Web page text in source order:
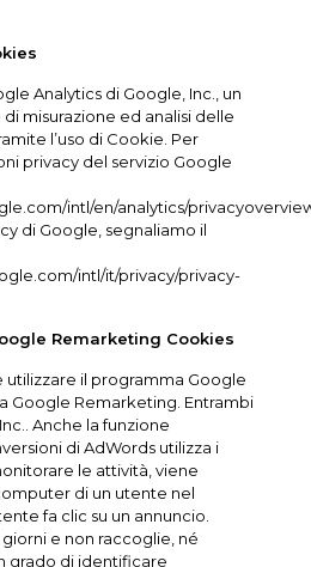
Analytics di Google, Inc., un
misurazione ed analisi delle
l’uso di Cookie. Per
privacy del servizio Google
intl/en/analytics/
di Google, segnaliamo il
intl/it/privacy/privacy-
Remarketing Cookies
il programma Google
Google Remarketing. Entrambi
Anche la funzione
di AdWords utilizza i
le attività, viene
di un utente nel
fa clic su un annuncio.
e non raccoglie, né
grado di identificare